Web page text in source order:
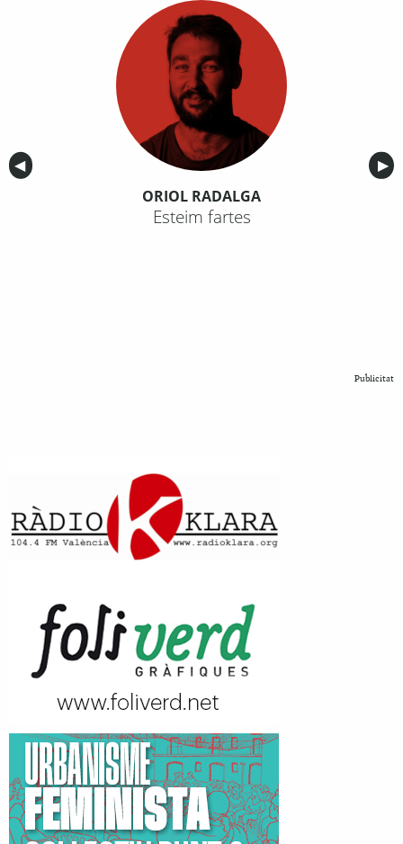
Anterior
◀︎ ▶︎
ORIOL RADALGA
Esteim fartes
Publicitat